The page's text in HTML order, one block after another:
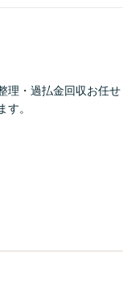
理・過払金回収お任
す。